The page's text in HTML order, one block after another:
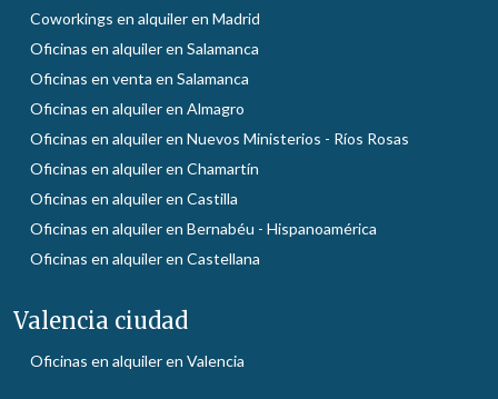
Coworkings en alquiler en Madrid
Oficinas en alquiler en Salamanca
Oficinas en venta en Salamanca
Oficinas en alquiler en Almagro
Oficinas en alquiler en Nuevos Ministerios - Ríos Rosas
Oficinas en alquiler en Chamartín
Oficinas en alquiler en Castilla
Oficinas en alquiler en Bernabéu - Hispanoamérica
Oficinas en alquiler en Castellana
Valencia ciudad
Oficinas en alquiler en Valencia